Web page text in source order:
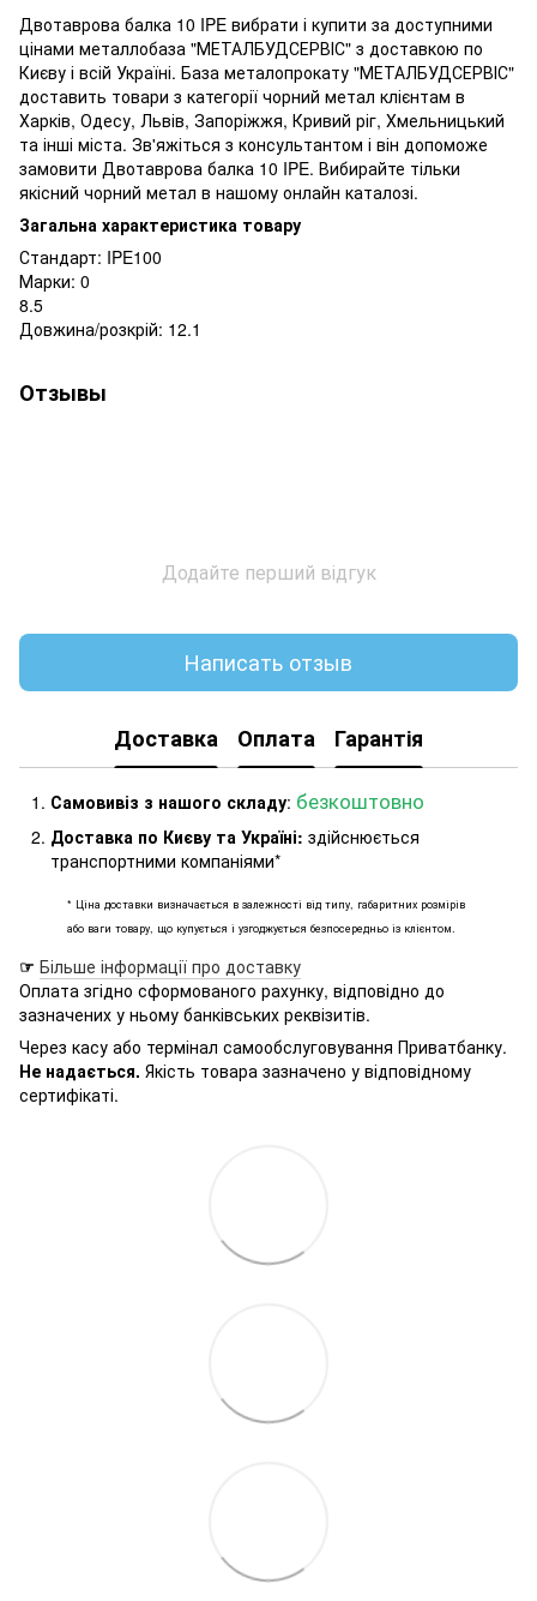
Двотаврова балка 10 IPE вибрати і купити за доступними
цінами металлобаза "МЕТАЛБУДСЕРВІС" з доставкою по
Києву і всій Україні. База металопрокату "МЕТАЛБУДСЕРВІС"
доставить товари з категорії чорний метал клієнтам в
Харків, Одесу, Львів, Запоріжжя, Кривий ріг, Хмельницький
та інші міста. Зв'яжіться з консультантом і він допоможе
замовити Двотаврова балка 10 IPE. Вибирайте тільки
якісний чорний метал в нашому онлайн каталозі.
Загальна характеристика товару
Стандарт: IPE100
Марки: 0
8.5
Довжина/розкрій: 12.1
Отзывы
Додайте перший відгук
Написать отзыв
Доставка Оплата Гарантія
Самовивіз з нашого складу: безкоштовно
Доставка по Києву та Україні: здійснюється
транспортними компаніями*
* Ціна доставки визначається в залежності від типу, габаритних розмірів
або ваги товару, що купується і узгоджується безпосередньо із клієнтом.
☞ Більше інформації про доставку
Оплата згідно сформованого рахунку, відповідно до
зазначених у ньому банківських реквізитів.
Через касу або термінал самообслуговування Приватбанку.
Не надається. Якість товара зазначено у відповідному
сертифікаті.